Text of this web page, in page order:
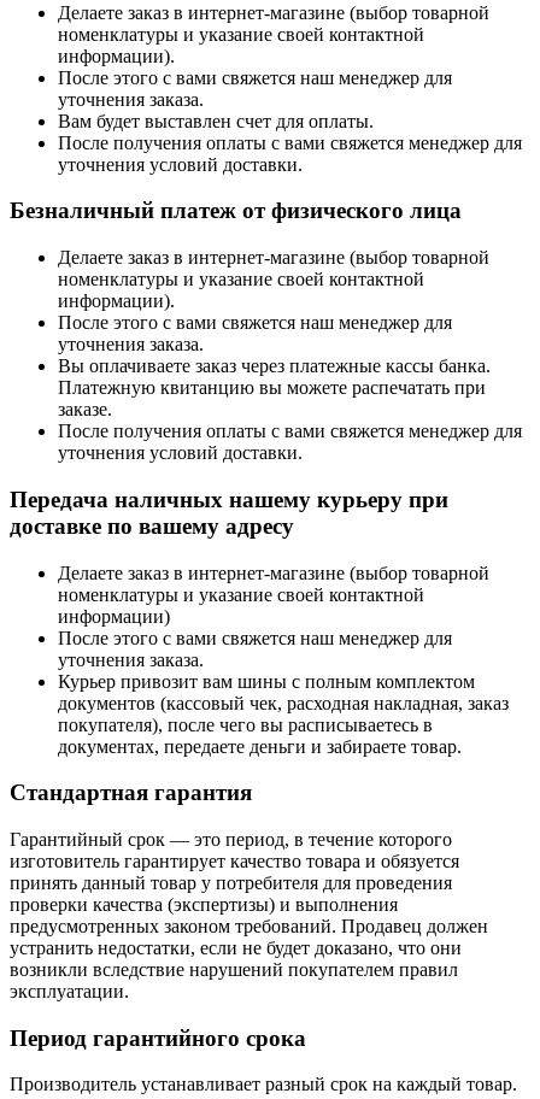
Делаете заказ в интернет-магазине (выбор товарной
номенклатуры и указание своей контактной
информации).
После этого с вами свяжется наш менеджер для
уточнения заказа.
Вам будет выставлен счет для оплаты.
После получения оплаты с вами свяжется менеджер для
уточнения условий доставки.
Безналичный платеж от физического лица
Делаете заказ в интернет-магазине (выбор товарной
номенклатуры и указание своей контактной
информации).
После этого с вами свяжется наш менеджер для
уточнения заказа.
Вы оплачиваете заказ через платежные кассы банка.
Платежную квитанцию вы можете распечатать при
заказе.
После получения оплаты с вами свяжется менеджер для
уточнения условий доставки.
Передача наличных нашему курьеру при
доставке по вашему адресу
Делаете заказ в интернет-магазине (выбор товарной
номенклатуры и указание своей контактной
информации)
После этого с вами свяжется наш менеджер для
уточнения заказа.
Курьер привозит вам шины с полным комплектом
документов (кассовый чек, расходная накладная, заказ
покупателя), после чего вы расписываетесь в
документах, передаете деньги и забираете товар.
Стандартная гарантия
Гарантийный срок — это период, в течение которого
изготовитель гарантирует качество товара и обязуется
принять данный товар у потребителя для проведения
проверки качества (экспертизы) и выполнения
предусмотренных законом требований. Продавец должен
устранить недостатки, если не будет доказано, что они
возникли вследствие нарушений покупателем правил
эксплуатации.
Период гарантийного срока
Производитель устанавливает разный срок на каждый товар.